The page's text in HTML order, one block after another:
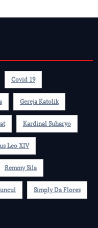
Covid 19
Gereja Katolik
Kardinal Suharyo
Leo XIV
Remmy Sila
Simply Da Flores